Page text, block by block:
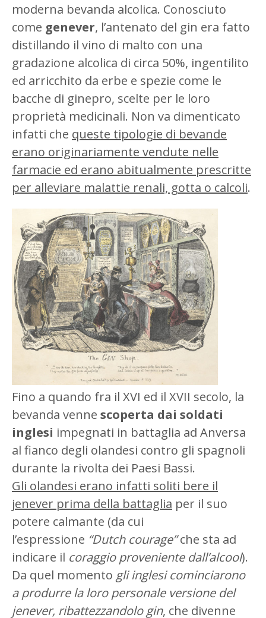
moderna bevanda alcolica. Conosciuto
come genever, l’antenato del gin era fatto
distillando il vino di malto con una
gradazione alcolica di circa 50%, ingentilito
ed arricchito da erbe e spezie come le
bacche di ginepro, scelte per le loro
proprietà medicinali. Non va dimenticato
infatti che queste tipologie di bevande
erano originariamente vendute nelle
farmacie ed erano abitualmente prescritte
per alleviare malattie renali, gotta o calcoli.
Fino a quando fra il XVI ed il XVII secolo, la
bevanda venne scoperta dai soldati
inglesi impegnati in battaglia ad Anversa
al fianco degli olandesi contro gli spagnoli
durante la rivolta dei Paesi Bassi.
Gli olandesi erano infatti soliti bere il
jenever prima della battaglia per il suo
potere calmante (da cui
l’espressione “Dutch courage”che sta ad
indicare il coraggio proveniente dall’alcool).
Da quel momento gli inglesi cominciarono
a produrre la loro personale versione del
jenever, ribattezzandolo gin, che divenne